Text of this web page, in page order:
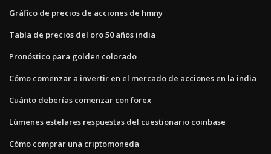
Gráfico de precios de acciones de hmny
Tabla de precios del oro 50 años india
Pronóstico para golden colorado
Cómo comenzar a invertir en el mercado de acciones en la india
Cuánto deberías comenzar con forex
Lúmenes estelares respuestas del cuestionario coinbase
Cómo comprar una criptomoneda